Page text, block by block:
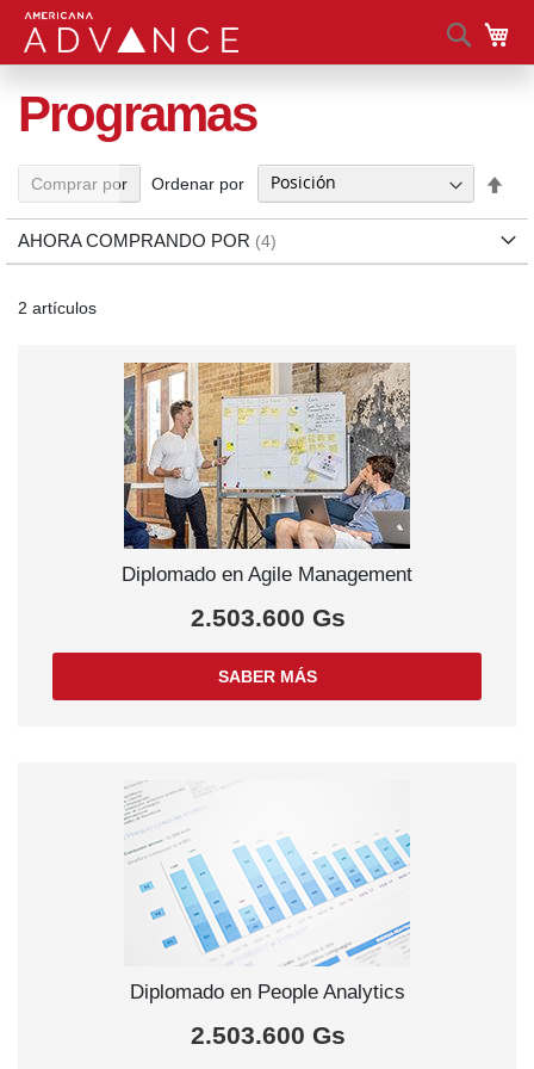
Buscar
Programas
2 artículos
Ordenar por
Diplomado en Agile Management
2.503.600 Gs
SABER MÁS
Diplomado en People Analytics
2.503.600 Gs
Comprar por
AHORA COMPRANDO POR